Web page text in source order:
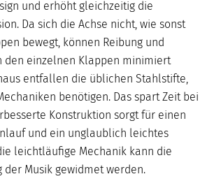
und erhöht gleichzeitig die
Da sich die Achse nicht, wie sonst
bewegt, können Reibung und
den einzelnen Klappen minimiert
entfallen die üblichen Stahlstifte,
benötigen. Das spart Zeit bei
Konstruktion sorgt für einen
und ein unglaublich leichtes
leichtläufige Mechanik kann die
der Musik gewidmet werden.